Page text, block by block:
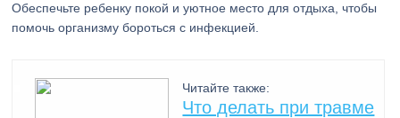
Обеспечьте ребенку покой и уютное место для отдыха, чтобы
помочь организму бороться с инфекцией.
Читайте также:
Что делать при травме